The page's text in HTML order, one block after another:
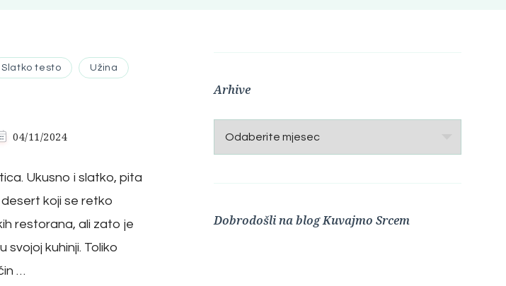
Slatko testo Užina
04/11/2024
Ukusno i slatko, pita
koji se retko
restorana, ali zato je
svojoj kuhinji. Toliko
…
Arhive
Arhive
Dobrodošli na blog Kuvajmo Srcem